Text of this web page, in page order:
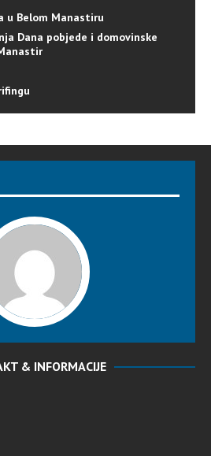
u Belom Manastiru
Dana pobjede i domovinske
& INFORMACIJE